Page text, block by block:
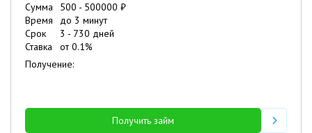
Сумма 500 - 500000 ₽
Время
до 3 минут
Срок
3 - 730 дней
Ставка
от0.1%
Получение:
Получить займ